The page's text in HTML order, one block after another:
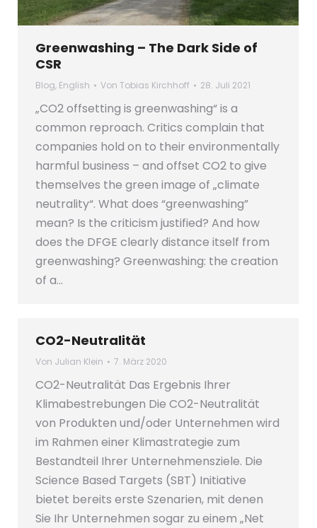
Greenwashing – The Dark Side of
CSR
Blog, English Von Tobias Kirchhoff 28. Juli 2021
„CO2 offsetting is greenwashing“ is a
common reproach. Critics complain that
companies hold on to their environmentally
harmful business – and offset CO2 to give
themselves the green image of „climate
neutrality“. What does “greenwashing”
mean? Is the criticism justified? And how
does the DFGE clearly distance itself from
greenwashing? Greenwashing: the creation
of a…
CO2-Neutralität
Von Julian Klein 7. März 2020
CO2-Neutralität Das Ergebnis Ihrer
Klimabestrebungen Die CO2-Neutralität
von Produkten und/oder Unternehmen wird
im Rahmen einer Klimastrategie zum
Bestandteil Ihrer Unternehmensziele. Die
Science Based Targets (SBT) Initiative
bietet bereits erste Szenarien, mit denen
Sie Ihr Unternehmen sogar zu einem „Net